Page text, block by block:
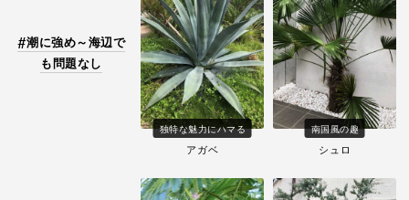
潮に強め～海辺で
も問題なし
独特な魅力にハマる
アガベ
南国風の趣
シュロ